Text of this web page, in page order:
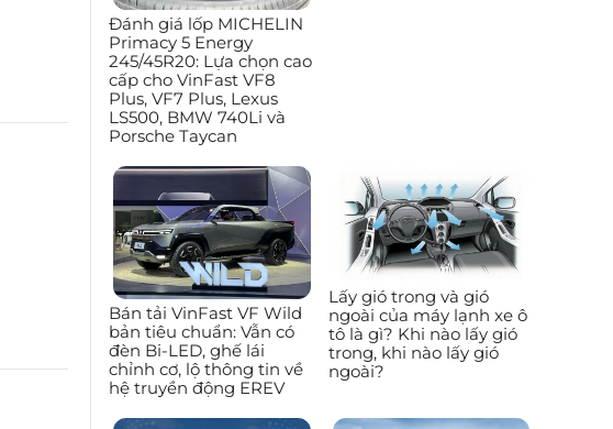
Đánh giá lốp MICHELIN
Primacy 5 Energy
245/45R20: Lựa chọn cao
cấp cho VinFast VF8
Plus, VF7 Plus, Lexus
LS500, BMW 740Li và
Porsche Taycan
Bán tải VinFast VF Wild
bản tiêu chuẩn: Vẫn có
đèn Bi-LED, ghế lái
chỉnh cơ, lộ thông tin về
hệ truyền động EREV
Lấy gió trong và gió
ngoài của máy lạnh xe ô
tô là gì? Khi nào lấy gió
trong, khi nào lấy gió
ngoài?